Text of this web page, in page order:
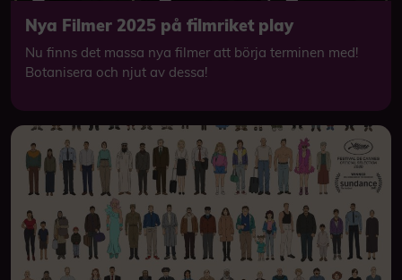
Nya Filmer 2025 på filmriket play
Nu finns det massa nya filmer att börja terminen med!
Botanisera och njut av dessa!